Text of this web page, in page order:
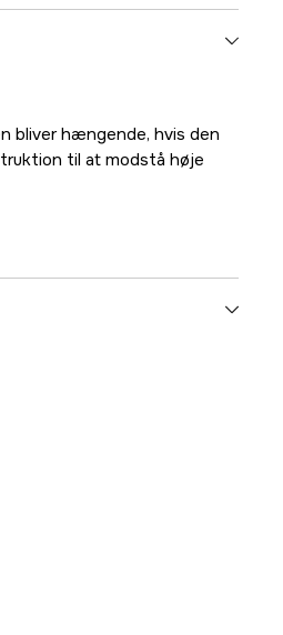
bliver hængende, hvis den
til at modstå høje